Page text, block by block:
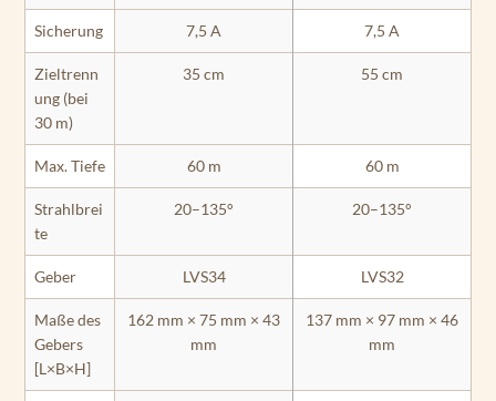
Sicherung 7,5 A 7,5 A
Zieltrenn
ung (bei
30 m)
35 cm 55 cm
Max. Tiefe 60 m 60 m
Strahlbrei
te
20–135° 20–135°
Geber LVS34 LVS32
Maße des
Gebers
[L×B×H]
162 mm × 75 mm × 43
mm
137 mm × 97 mm × 46
mm